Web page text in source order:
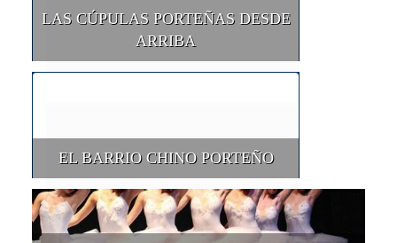
LAS CÚPULAS PORTEÑAS DESDE
ARRIBA
EL BARRIO CHINO PORTEÑO